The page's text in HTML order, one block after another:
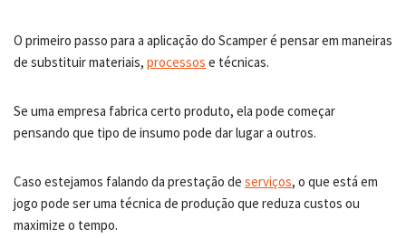
O primeiro passo para a aplicação do Scamper é pensar em maneiras
de substituir materiais, processos e técnicas.
Se uma empresa fabrica certo produto, ela pode começar
pensando que tipo de insumo pode dar lugar a outros.
Caso estejamos falando da prestação de serviços, o que está em
jogo pode ser uma técnica de produção que reduza custos ou
maximize o tempo.